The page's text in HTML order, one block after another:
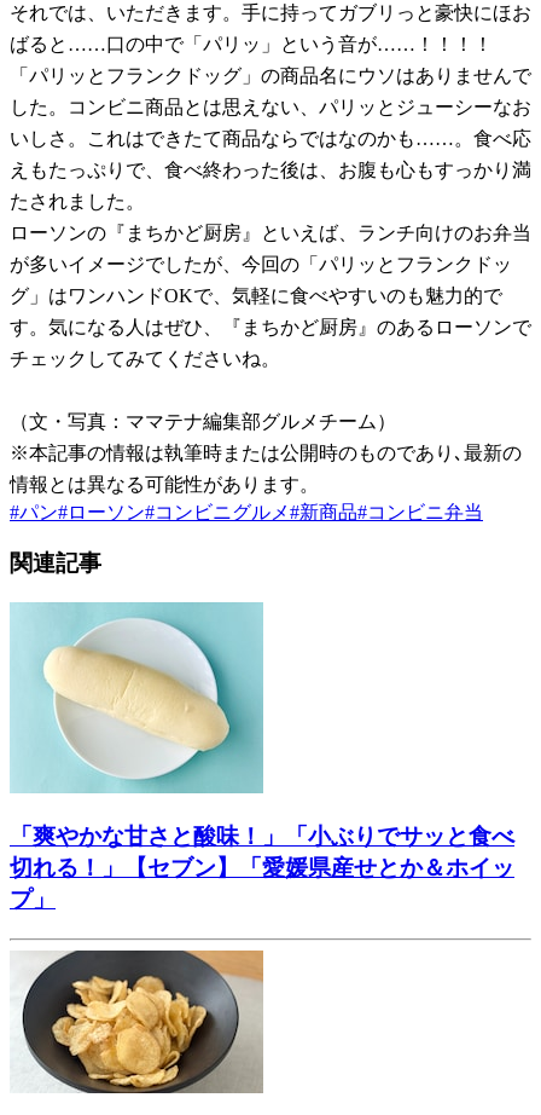
それでは、いただきます。手に持ってガブリっと豪快にほお
ばると……口の中で「パリッ」という音が……！！！！
「パリッとフランクドッグ」の商品名にウソはありませんで
した。コンビニ商品とは思えない、パリッとジューシーなお
いしさ。これはできたて商品ならではなのかも……。食べ応
えもたっぷりで、食べ終わった後は、お腹も心もすっかり満
たされました。
ローソンの『まちかど厨房』といえば、ランチ向けのお弁当
が多いイメージでしたが、今回の「パリッとフランクドッ
グ」はワンハンドOKで、気軽に食べやすいのも魅力的で
す。気になる人はぜひ、『まちかど厨房』のあるローソンで
チェックしてみてくださいね。
（文・写真：ママテナ編集部グルメチーム）
※本記事の情報は執筆時または公開時のものであり､最新の
情報とは異なる可能性があります。
#パン#ローソン#コンビニグルメ#新商品#コンビニ弁当
関連記事
「爽やかな甘さと酸味！」「小ぶりでサッと食べ
切れる！」【セブン】「愛媛県産せとか＆ホイッ
プ」